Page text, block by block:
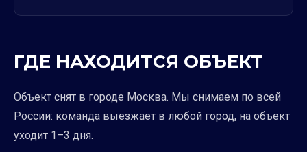
ГДЕ НАХОДИТСЯ ОБЪЕКТ
Объект снят в городе Москва. Мы снимаем по всей
России: команда выезжает в любой город, на объект
уходит 1–3 дня.